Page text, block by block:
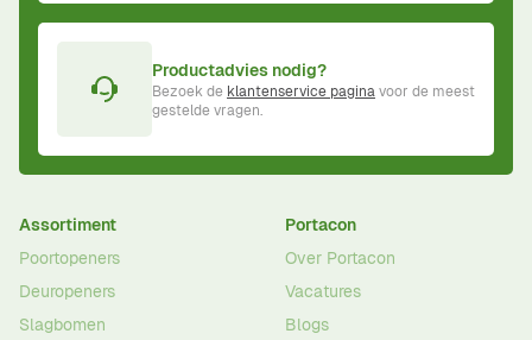
Productadvies nodig?
Bezoek de klantenservice paginavoor de meest
gestelde vragen.
Assortiment
Poortopeners
Deuropeners
Slagbomen
Portacon
Over Portacon
Vacatures
Blogs